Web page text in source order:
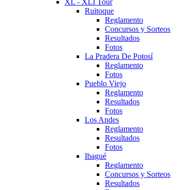
XL - XLI Tour
Ruitoque
Reglamento
Concursos y Sorteos
Resultados
Fotos
La Pradera De Potosí
Reglamento
Fotos
Pueblo Viejo
Reglamento
Resultados
Fotos
Los Andes
Reglamento
Resultados
Fotos
Ibagué
Reglamento
Concursos y Sorteos
Resultados